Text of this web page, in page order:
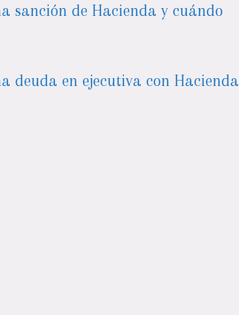
sanción de Hacienda y cuándo
deuda en ejecutiva con Hacienda